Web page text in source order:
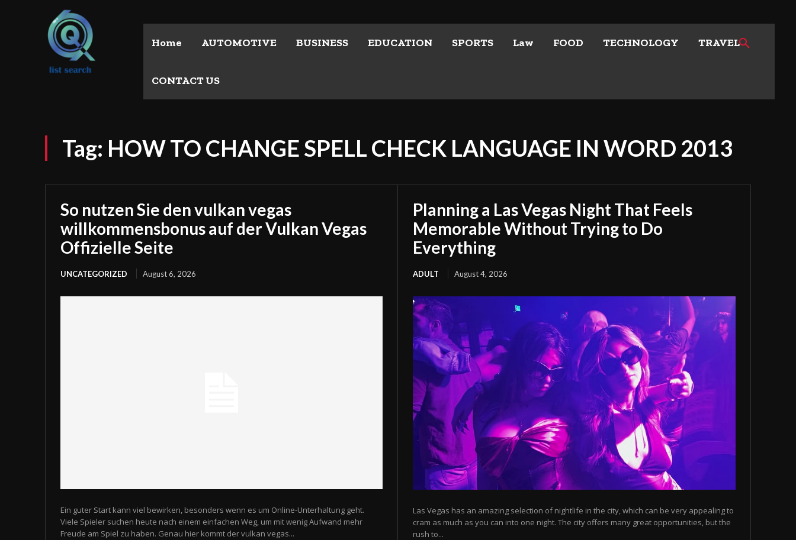
Home AUTOMOTIVE BUSINESS EDUCATION SPORTS Law FOOD TECHNOLOGY TRAVEL
CONTACT US
Tag: HOW TO CHANGE SPELL CHECK LANGUAGE IN WORD 2013
So nutzen Sie den vulkan vegas
willkommensbonus auf der Vulkan Vegas
Offizielle Seite
UNCATEGORIZED August 6, 2026
Ein guter Start kann viel bewirken, besonders wenn es um Online-Unterhaltung geht.
Viele Spieler suchen heute nach einem einfachen Weg, um mit wenig Aufwand mehr
Freude am Spiel zu haben. Genau hier kommt der vulkan vegas...
Planning a Las Vegas Night That Feels
Memorable Without Trying to Do
Everything
ADULT August 4, 2026
Las Vegas has an amazing selection of nightlife in the city, which can be very appealing to
cram as much as you can into one night. The city offers many great opportunities, but the
rush to...